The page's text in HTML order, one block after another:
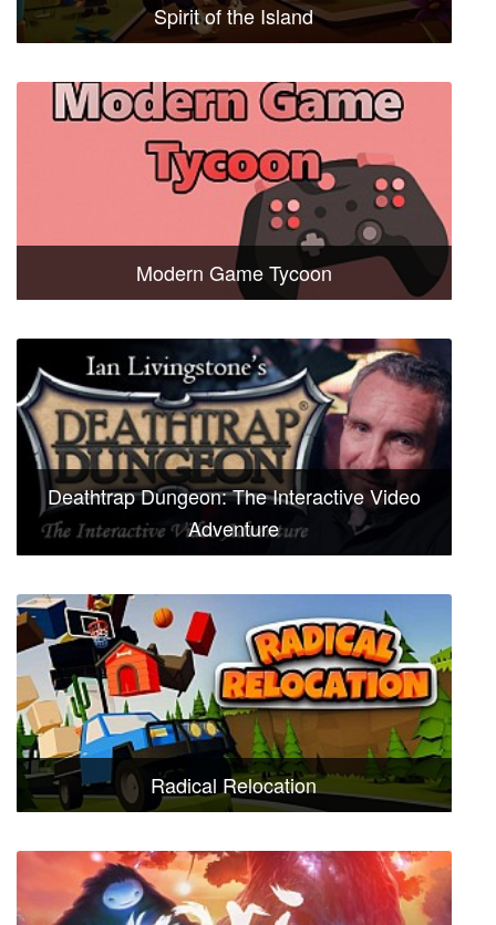
Spirit of the Island
Modern Game Tycoon
Deathtrap Dungeon: The Interactive Video
Adventure
Radical Relocation